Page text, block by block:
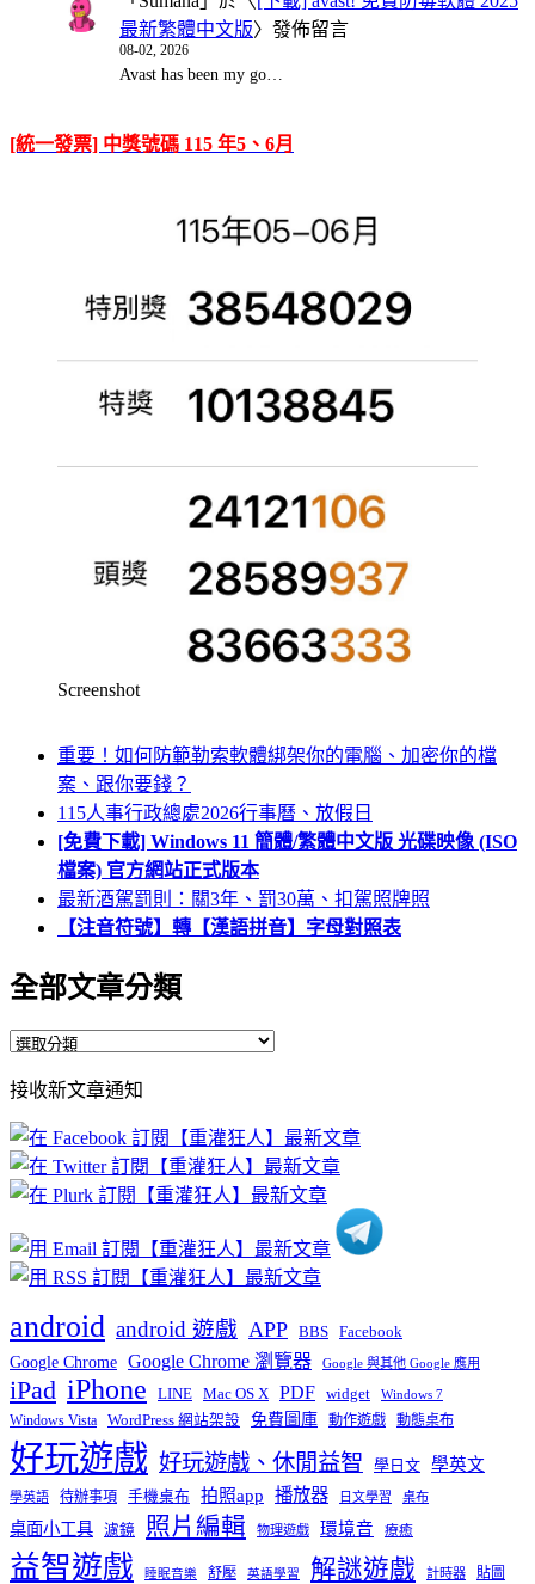
最新繁體中文版〉發佈留言
08-02, 2026
Avast has been my go…
[統一發票] 中獎號碼 115 年5、6月
Screenshot
重要！如何防範勒索軟體綁架你的電腦、加密你的檔
案、跟你要錢？
115人事行政總處2026行事曆、放假日
[免費下載] Windows 11 簡體/繁體中文版 光碟映像 (ISO
檔案) 官方網站正式版本
最新酒駕罰則：關3年、罰30萬、扣駕照牌照
【注音符號】轉【漢語拼音】字母對照表
全部文章分類
全
文
章
分
類
接收新文章通知
android android 遊戲 APP BBS Facebook
Google Chrome Google Chrome 瀏覽器 Google 與其他 Google 應用
iPad iPhone LINE Mac OS X PDF widget Windows 7
Windows Vista WordPress 網站架設 免費圖庫 動作遊戲 動態桌布
好玩遊戲 好玩遊戲、休閒益智 學日文 學英文
學英語 待辦事項 手機桌布 拍照app 播放器 日文學習 桌布
桌面小工具 濾鏡 照片編輯 物理遊戲 環境音 療癒
益智遊戲 睡眠音樂 舒壓 英語學習 解謎遊戲 計時器 貼圖